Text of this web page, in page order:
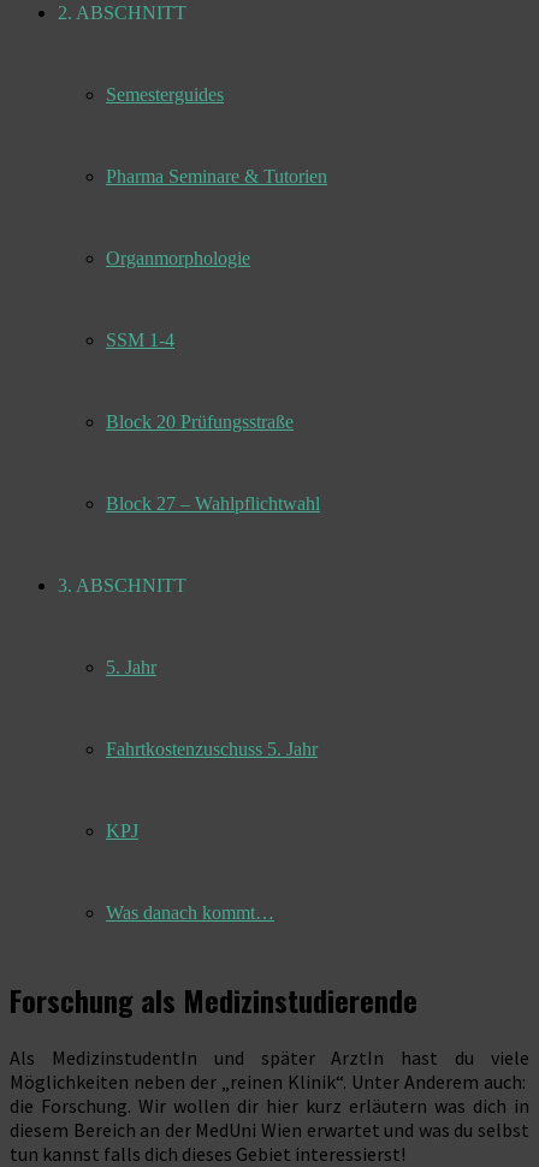
2. ABSCHNITT
Semesterguides
Pharma Seminare & Tutorien
Organmorphologie
SSM 1-4
Block 20 Prüfungsstraße
Block 27 – Wahlpflichtwahl
3. ABSCHNITT
5. Jahr
Fahrtkostenzuschuss 5. Jahr
KPJ
Was danach kommt…
Forschung als Medizinstudierende
Als MedizinstudentIn und später ArztIn hast du viele
Möglichkeiten neben der „reinen Klinik“. Unter Anderem auch:
die Forschung. Wir wollen dir hier kurz erläutern was dich in
diesem Bereich an der MedUni Wien erwartet und was du selbst
tun kannst falls dich dieses Gebiet interessierst!